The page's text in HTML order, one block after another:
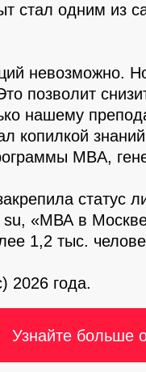
стал одним
позволит
нашему
копилкой
MBA,
статус
«МВА в
1,2 тыс.
2026 года.
Узнайте больше